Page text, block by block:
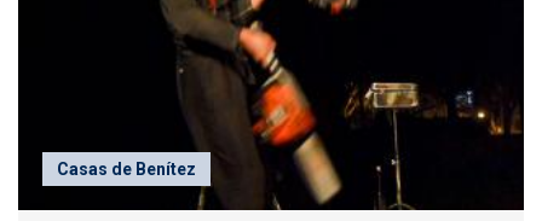
Casas de Benítez